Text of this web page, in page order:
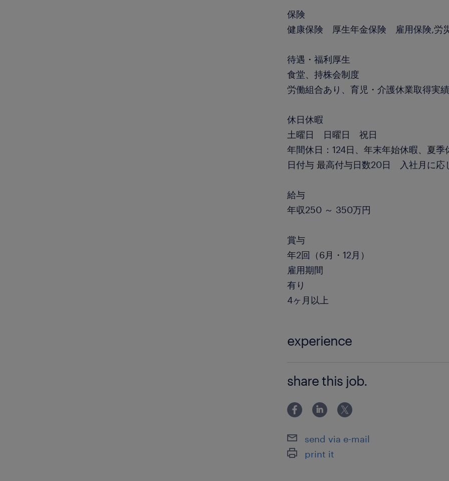
保険
健康保険 厚生年金保険 雇用保険,労
待遇・福利厚生
食堂、持株会制度
労働組合あり、育児・介護休業取得実
休日休暇
土曜日 日曜日 祝日
年間休日：124日、年末年始休暇、夏
日付与 最高付与日数20日 入社月に応
給与
年収250 ～ 350万円
賞与
年2回（6月・12月）
雇用期間
有り
4ヶ月以上
experience
Excel（基本操作・データ入力） 【尚可
上
share this job.
send via e-mail
print it